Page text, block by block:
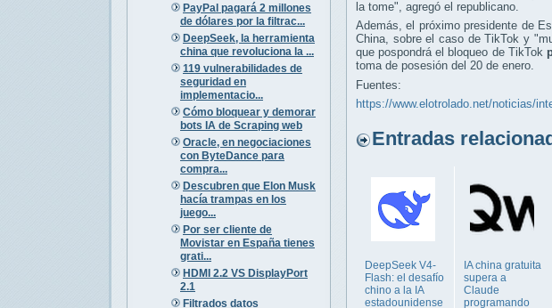
PayPal pagará 2 millones
de dólares por la filtrac...
DeepSeek, la herramienta
china que revoluciona la ...
119 vulnerabilidades de
seguridad en
implementacio...
Cómo bloquear y demorar
bots IA de Scraping web
Oracle, en negociaciones
con ByteDance para
compra...
Descubren que Elon Musk
hacía trampas en los
juego...
Por ser cliente de
Movistar en España tienes
grati...
HDMI 2.2 VS DisplayPort
2.1
Filtrados datos
la tome", agregó el republicano.
Además, el próximo presidente de
China, sobre el caso de TikTok y
que pospondrá el bloqueo de TikTok
toma de posesión del 20 de enero.
Fuentes:
https://www.elotrolado.net/noticias/
Entradas
DeepSeek V4-
Flash: el desafío
chino a la IA
estadounidense
IA china gratuita
supera a
Claude
programando